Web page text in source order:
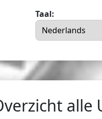
Taal:
alle